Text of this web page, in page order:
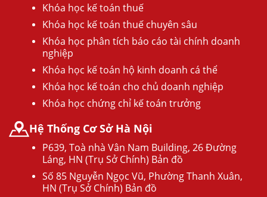
Khóa học kế toán thuế
Khóa học kế toán thuế chuyên sâu
Khóa học phân tích báo cáo tài chính doanh
nghiệp
Khóa học kế toán hộ kinh doanh cá thể
Khóa học kế toán cho chủ doanh nghiệp
Khóa học chứng chỉ kế toán trưởng
Hệ Thống Cơ Sở Hà Nội
P639, Toà nhà Vân Nam Building, 26 Đường
Láng, HN (Trụ Sở Chính) Bản đồ
Số 85 Nguyễn Ngọc Vũ, Phường Thanh Xuân,
HN (Trụ Sở Chính) Bản đồ